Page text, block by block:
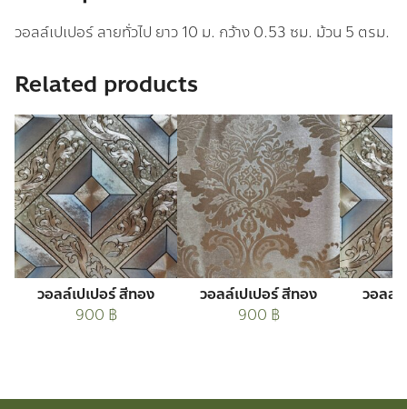
วอลล์เปเปอร์ ลายทั่วไป ยาว 10 ม. กว้าง 0.53 ซม. ม้วน 5 ตรม.
Related products
วอลล์เปเปอร์ สีทอง
900 ฿
วอลล์เปเปอร์ สีทอง
900 ฿
วอลล์